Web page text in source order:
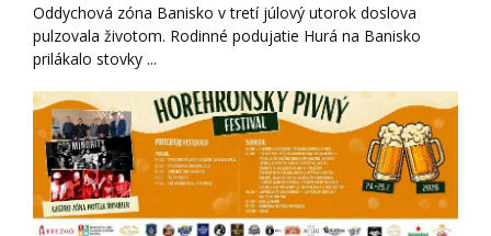
Oddychová zóna Banisko v tretí júlový utorok doslova
pulzovala životom. Rodinné podujatie Hurá na Banisko
prilákalo stovky ...